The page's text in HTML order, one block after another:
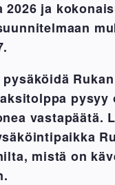
2026 ja
pysyy
vastapäätä.
mistä on